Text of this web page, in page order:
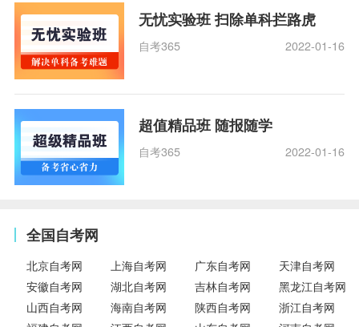
无忧实验班 扫除单科拦路虎
自考365 2022-01-16
超值精品班 随报随学
自考365 2022-01-16
全国自考网
北京自考网 上海自考网 广东自考网
天津自考网
安徽自考网
湖北自考网 吉林自考网
黑龙江自考网
山西自考网
海南自考网 陕西自考网
浙江自考网